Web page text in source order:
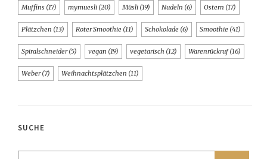
Muffins (17) mymuesli (20) Müsli (19) Nudeln (6) Ostern (17)
Plätzchen (13) Roter Smoothie (11) Schokolade (6) Smoothie (41)
Spiralschneider(5) vegan (19) vegetarisch (12) Warenrückruf(16)
Weber(7) Weihnachtsplätzchen (11)
SUCHE